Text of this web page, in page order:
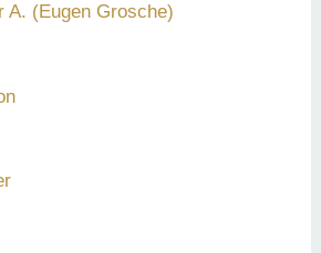
A. (Eugen Grosche)